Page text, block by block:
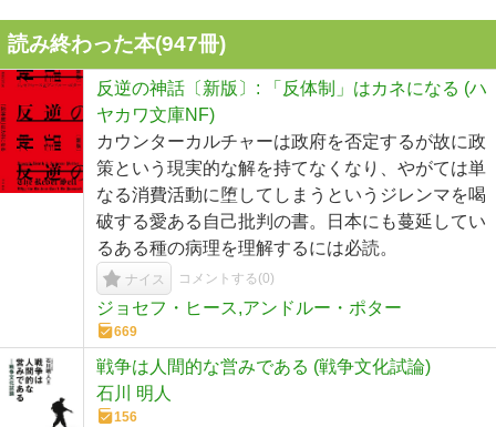
読み終わった本(947冊)
反逆の神話〔新版〕: 「反体制」はカネになる (ハ
ヤカワ文庫NF)
カウンターカルチャーは政府を否定するが故に政
策という現実的な解を持てなくなり、やがては単
なる消費活動に堕してしまうというジレンマを喝
破する愛ある自己批判の書。日本にも蔓延してい
るある種の病理を理解するには必読。
ナイス コメントする(0)
ジョセフ・ヒース,アンドルー・ポター
669
戦争は人間的な営みである (戦争文化試論)
石川 明人
156